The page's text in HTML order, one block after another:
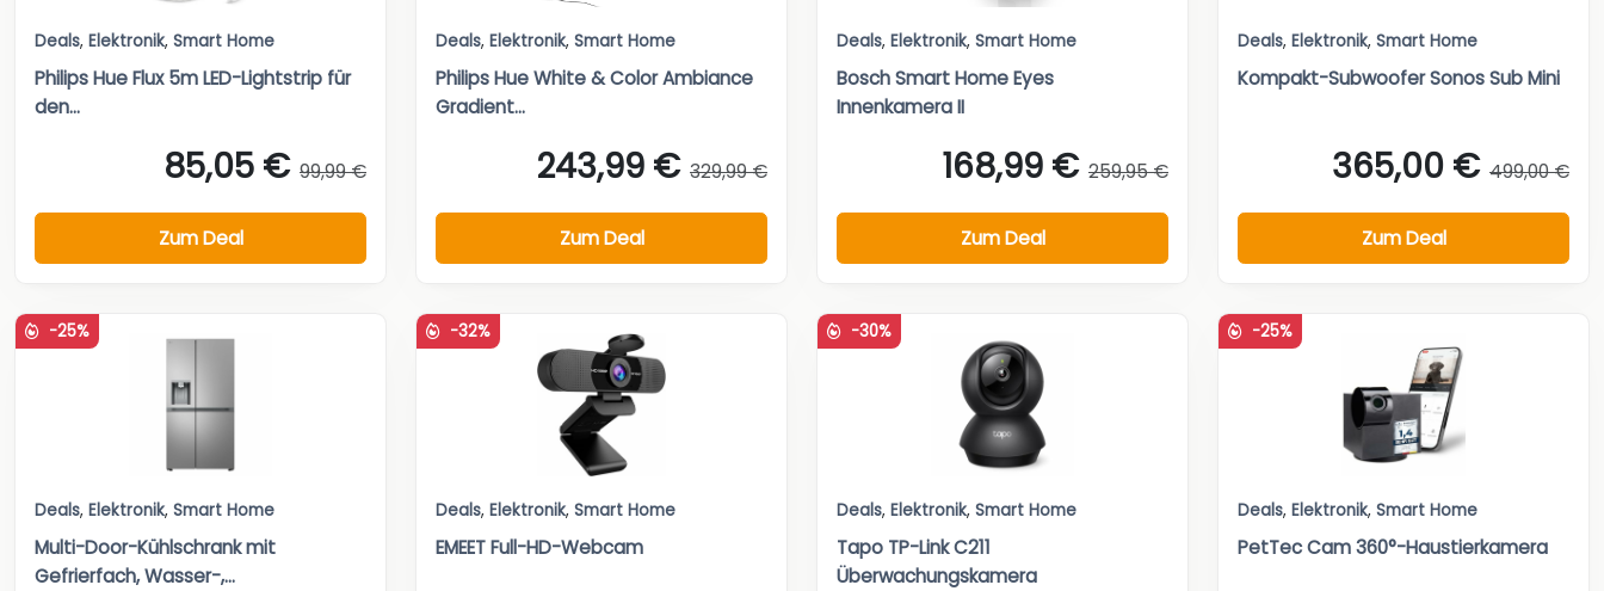
Deals, Elektronik, Smart Home
Philips Hue Flux 5m LED-Lightstrip für
den...
85,05 € 99,99 €
Zum Deal
Deals, Elektronik, Smart Home
Philips Hue White & Color Ambiance
Gradient...
243,99 € 329,99 €
Zum Deal
Deals, Elektronik, Smart Home
Bosch Smart Home Eyes
Innenkamera II
168,99 € 259,95 €
Zum Deal
Deals, Elektronik, Smart Home
Kompakt-Subwoofer Sonos Sub Mini
365,00 € 499,00 €
Zum Deal
-25%
Deals, Elektronik, Smart Home
Multi-Door-Kühlschrank mit
Gefrierfach, Wasser-,...
-32%
Deals, Elektronik, Smart Home
EMEET Full-HD-Webcam
-30%
Deals, Elektronik, Smart Home
Tapo TP-Link C211
Überwachungskamera
-25%
Deals, Elektronik, Smart Home
PetTec Cam 360°-Haustierkamera